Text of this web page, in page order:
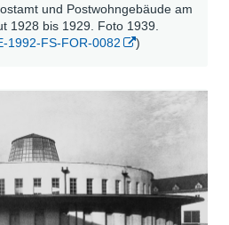
und Postwohngebäude am
1928 bis 1929. Foto 1939.
1992-FS-FOR-0082 )